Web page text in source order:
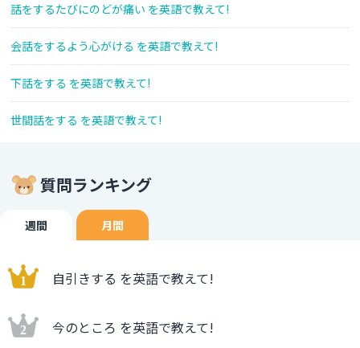
話をするたびにのどが痛い を英語で教えて!
会話をするよう心がける を英語で教えて!
下話をする を英語で教えて!
世間話をする を英語で教えて!
質問ランキング
週間 月間
自引きする を英語で教えて!
今のところ を英語で教えて!